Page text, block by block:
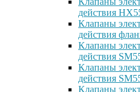
действия
Клапаны
действия
Клапаны
действия
Клапаны
действия
Клапаны